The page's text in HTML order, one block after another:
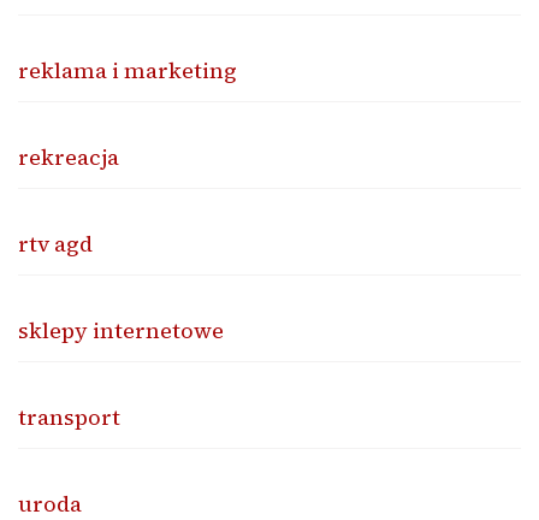
reklama i marketing
rekreacja
rtv agd
sklepy internetowe
transport
uroda